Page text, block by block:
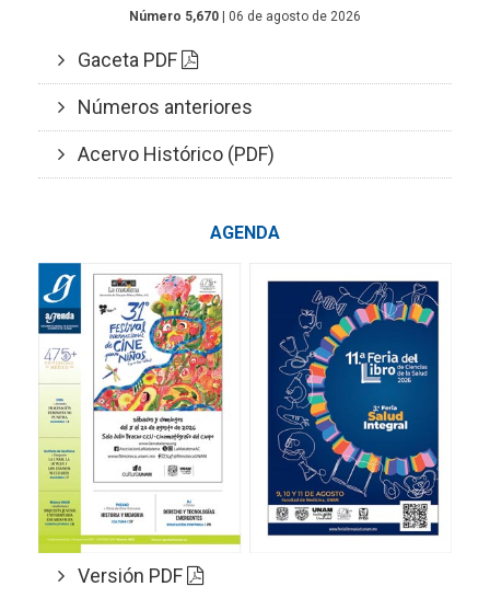
Número 5,670 | 06 de agosto de 2026
Gaceta PDF
Números anteriores
Acervo Histórico (PDF)
AGENDA
Versión PDF